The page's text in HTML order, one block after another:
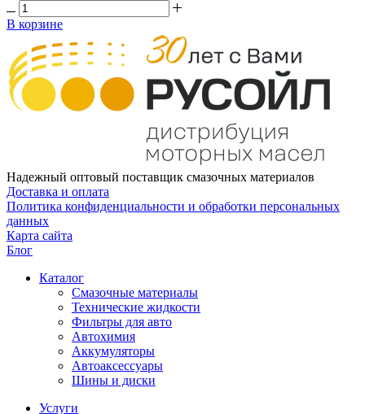
В корзине
Надежный оптовый поставщик смазочных материалов
Доставка и оплата
Политика конфиденциальности и обработки персональных
данных
Карта сайта
Блог
Каталог
Смазочные материалы
Технические жидкости
Фильтры для авто
Автохимия
Аккумуляторы
Автоаксессуары
Шины и диски
Услуги